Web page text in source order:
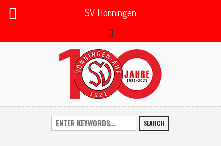
SEARCH
SV Hönningen